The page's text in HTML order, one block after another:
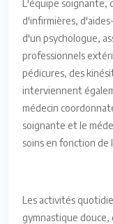
L'équipe soignante,
d'infirmières,
d'un psychologue,
professionnels
pédicures, des
interviennent
médecin
soignante et le
soins en fonction
Les activités
gymnastique douce,